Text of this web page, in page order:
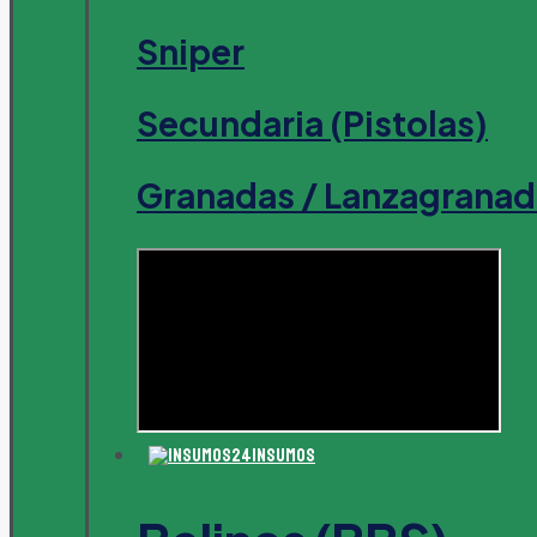
Sniper
Secundaria (Pistolas)
Granadas /
Insumos